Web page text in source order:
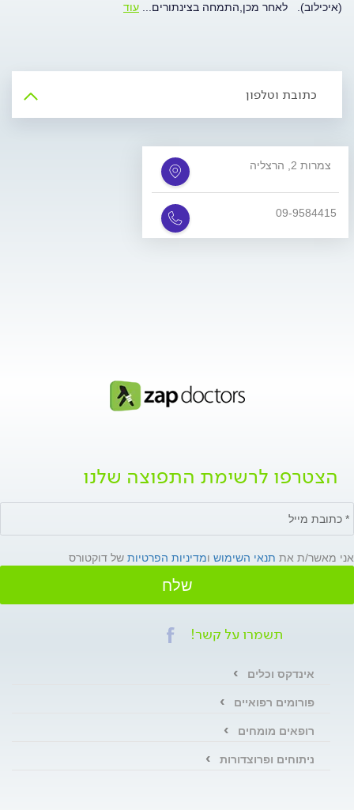
(איכילוב). לאחר מכן,התמחה בצינתורים... עוד
כתובת וטלפון
צמרות 2, הרצליה
09-9584415
הצטרפו לרשימת התפוצה שלנו
אני מאשר/ת את תנאי השימוש ומדיניות הפרטיות של דוקטורס
שלח
תשמרו על קשר!
אינדקס וכלים
פורומים רפואיים
רופאים מומחים
ניתוחים ופרוצדורות